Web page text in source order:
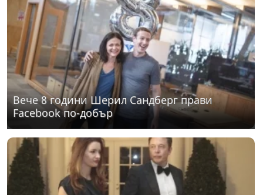
Вече 8 години Шерил Сандберг прави
Facebook по-добър